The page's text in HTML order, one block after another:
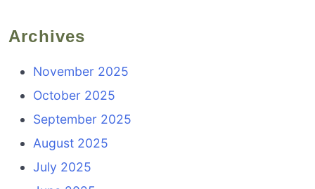
Archives
November 2025
October 2025
September 2025
August 2025
July 2025